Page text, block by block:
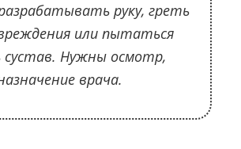
руку, греть
или пытаться
сустав. Нужны осмотр,
врача.